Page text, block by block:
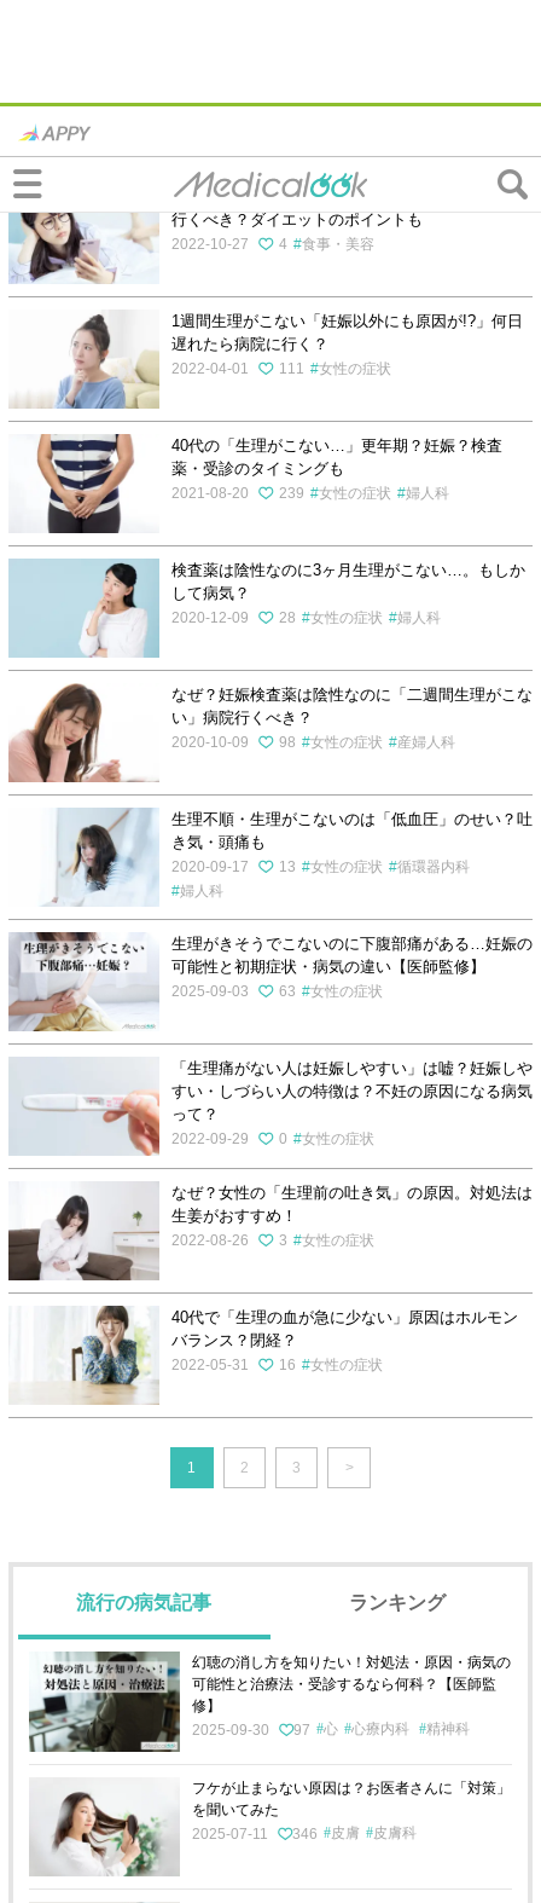
「生理がこない」の検索結果
ダイエットで生理がこない…どうすればいい？病院
行くべき？ダイエットのポイントも
2022-10-27 4 食事・美容
1週間生理がこない「妊娠以外にも原因が!?」何日
遅れたら病院に行く？
2022-04-01 111 女性の症状
40代の「生理がこない…」更年期？妊娠？検査
薬・受診のタイミングも
2021-08-20 239 女性の症状 婦人科
検査薬は陰性なのに3ヶ月生理がこない…。もしか
して病気？
2020-12-09 28 女性の症状 婦人科
なぜ？妊娠検査薬は陰性なのに「二週間生理がこな
い」病院行くべき？
2020-10-09 98 女性の症状 産婦人科
生理不順・生理がこないのは「低血圧」のせい？吐
き気・頭痛も
2020-09-17 13 女性の症状
循環器内科
婦人科
生理がきそうでこないのに下腹部痛がある…妊娠の
可能性と初期症状・病気の違い【医師監修】
2025-09-03 63 女性の症状
「生理痛がない人は妊娠しやすい」は嘘？妊娠しや
すい・しづらい人の特徴は？不妊の原因になる病気
って？
2022-09-29 0 女性の症状
なぜ？女性の「生理前の吐き気」の原因。対処法は
生姜がおすすめ！
2022-08-26 3 女性の症状
40代で「生理の血が急に少ない」原因はホルモン
バランス？閉経？
2022-05-31 16 女性の症状
1 2 3 >
流行の病気記事 ランキング
幻聴の消し方を知りたい！対処法・原因・病気の
可能性と治療法・受診するなら何科？【医師監
修】
2025-09-30
97 心 心療内科 精神科
フケが止まらない原因は？お医者さんに「対策」
を聞いてみた
2025-07-11
346 皮膚 皮膚科